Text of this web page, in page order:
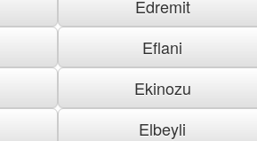
Edremit
Eflani
Ekinozu
Elbeyli